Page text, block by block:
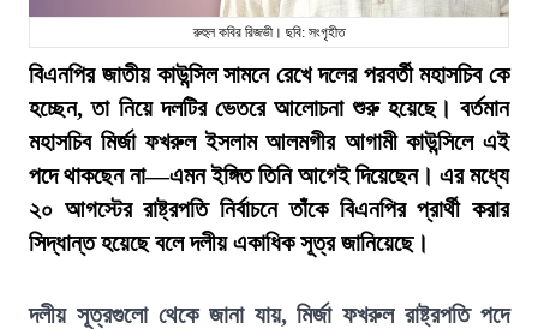
রুহুল কবির রিজভী। ছবি: সংগৃহীত
বিএনপির জাতীয় কাউন্সিল সামনে রেখে দলের পরবর্তী মহাসচিব কে
হচ্ছেন, তা নিয়ে দলটির ভেতরে আলোচনা শুরু হয়েছে। বর্তমান
মহাসচিব মির্জা ফখরুল ইসলাম আলমগীর আগামী কাউন্সিলে এই
পদে থাকছেন না—এমন ইঙ্গিত তিনি আগেই দিয়েছেন। এর মধ্যে
২০ আগস্টের রাষ্ট্রপতি নির্বাচনে তাঁকে বিএনপির প্রার্থী করার
সিদ্ধান্ত হয়েছে বলে দলীয় একাধিক সূত্র জানিয়েছে।
দলীয় সূত্রগুলো থেকে জানা যায়, মির্জা ফখরুল রাষ্ট্রপতি পদে